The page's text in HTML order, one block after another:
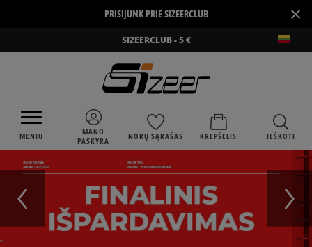
PRISIJUNK PRIE SIZEERCLUB ×
SIZEERCLUB - 5 €
MENIU
MANO
PASKYRA
NORŲ SĄRAŠAS KREPŠELIS IEŠKOTI